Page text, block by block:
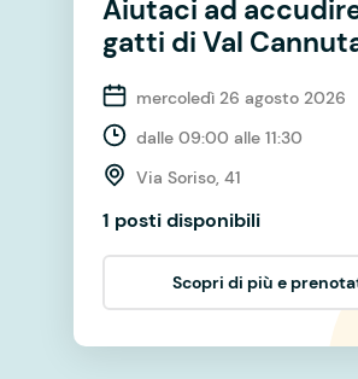
Aiutaci ad
gatti di Val
mercoledì 26 agosto 2026
dalle 09:00 alle 11:30
Via Soriso, 41
1 posti disponibili
Scopri di più e